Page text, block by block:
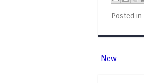
Posted in
New